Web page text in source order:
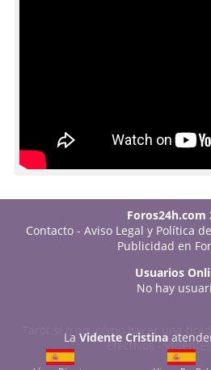
Foros24h.com
Contacto -Aviso Legal y Política
Publicidad en
Usuarios
No hay
Tarot sí o no: cómo hacer una
Efectivos-
La Vidente Cristina